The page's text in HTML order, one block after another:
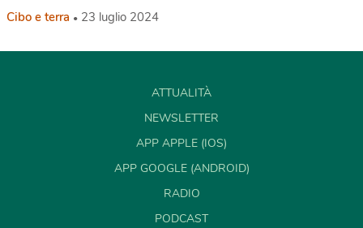
Cibo e terra 23 luglio 2024
ATTUALITÀ
NEWSLETTER
APP APPLE (IOS)
APP GOOGLE (ANDROID)
RADIO
PODCAST